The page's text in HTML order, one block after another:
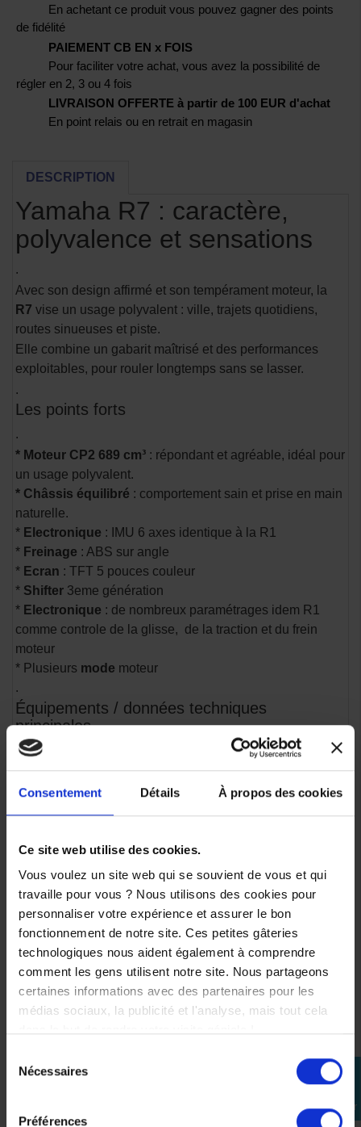
Consentement Détails À propos des cookies
Ce site web utilise des cookies.
Vous voulez un site web qui se souvient de vous et qui
travaille pour vous ? Nous utilisons des cookies pour
personnaliser votre expérience et assurer le bon
fonctionnement de notre site. Ces petites gâteries
technologiques nous aident également à comprendre
comment les gens utilisent notre site. Nous partageons
certaines informations avec des partenaires pour les
médias sociaux, la publicité et l'analyse, mais tout cela
Nécessaires
Préférences
perm_identity
connecter
En achetant ce produit vous pouvez gagner des points
de fidélité
PAIEMENT CB EN x FOIS
Pour faciliter votre achat, vous avez la possibilité de
régler en 2, 3 ou 4 fois
LIVRAISON OFFERTE à partir de 100 EUR d'achat
En point relais ou en retrait en magasin
DESCRIPTION
Yamaha R7 : caractère,
polyvalence et sensations
.
Avec son design affirmé et son tempérament moteur, la
R7 vise un usage polyvalent : ville, trajets quotidiens,
routes sinueuses et piste.
Elle combine un gabarit maîtrisé et des performances
exploitables, pour rouler longtemps sans se lasser.
.
Les points forts
.
* Moteur CP2 689 cm³ : répondant et agréable, idéal pour
un usage polyvalent.
* Châssis équilibré : comportement sain et prise en main
naturelle.
* Electronique : IMU 6 axes identique à la R1
* Freinage : ABS sur angle
* Ecran : TFT 5 pouces couleur
* Shifter 3eme génération
* Electronique : de nombreux paramétrages idem R1
comme controle de la glisse, de la traction et du frein
moteur
* Plusieurs mode moteur
.
Équipements / données techniques
principales
* Puissance :35 kW ou 54 kw
* Couple :68 Nm
Couleurs disponibles
* Icon blue
* Midnight Black
* Anniversary White (Tarif : 10799 Euros).
Conclusion
idéale si tu cherches une moto plaisante
et cohérente au quotidien, avec des
et accessoires d’origine constructeur, sélectionnés